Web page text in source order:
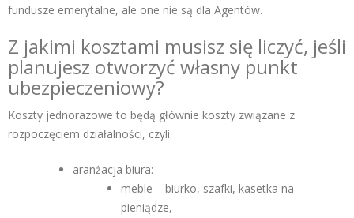
fundusze emerytalne, ale one nie są dla Agentów.
Z jakimi kosztami musisz się liczyć, jeśli
planujesz otworzyć własny punkt
ubezpieczeniowy?
Koszty jednorazowe to będą głównie koszty związane z
rozpoczęciem działalności, czyli:
aranżacja biura:
meble – biurko, szafki, kasetka na
pieniądze,